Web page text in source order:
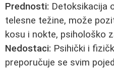
Prednosti: Detoksikacija
telesne težine, može
kosu i nokte, psihološko
Nedostaci: Psihički i
preporučuje se svim